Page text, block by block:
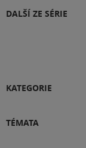
DALŠÍ ZE SÉRIE
KATEGORIE
TÉMATA